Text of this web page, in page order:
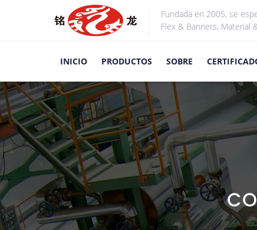
Fundada en 2005, se
Flex & Banners, Material
INICIO PRODUCTOS SOBRE